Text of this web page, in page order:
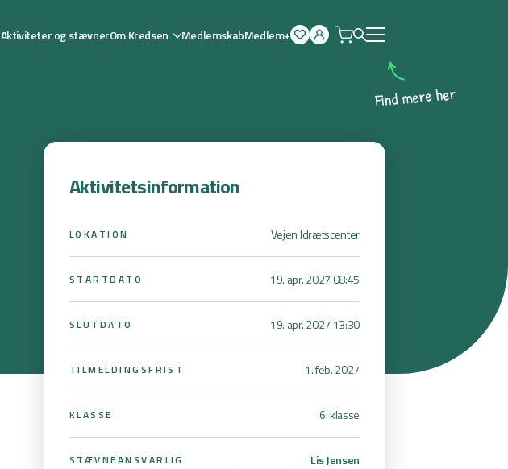
Aktiviteter og stævnerOm Kredsen MedlemskabMedlem+
Åben
Findmereher
Aktivitetsinformation
LOKATION Vejen Idrætscenter
STARTDATO 19. apr. 2027 08:45
SLUTDATO 19. apr. 2027 13:30
TILMELDINGSFRIST 1. feb. 2027
KLASSE 6. klasse
STÆVNEANSVARLIG
Lis Jensen